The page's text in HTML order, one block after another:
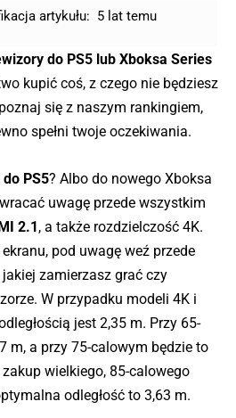
artykułu: 5 lat temu
do PS5 lub Xboksa Series
kupić coś, z czego nie będziesz
się z naszym rankingiem,
spełni twoje oczekiwania.
PS5? Albo do nowego Xboksa
uwagę przede wszystkim
2.1, a także rozdzielczość 4K.
pod uwagę weź przede
zamierzasz grać czy
W przypadku modeli 4K i
jest 2,35 m. Przy 65-
m, a przy 75-calowym będzie to
wielkiego, 85-calowego
odległość to 3,63 m.